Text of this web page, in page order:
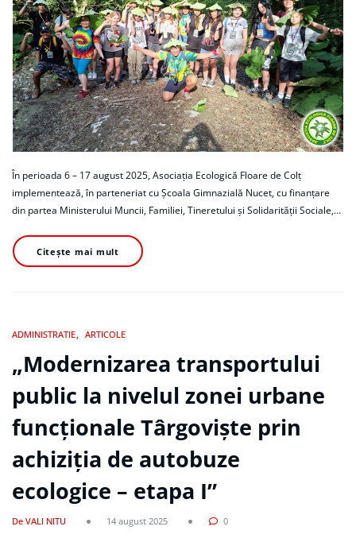
În perioada 6 – 17 august 2025, Asociaţia Ecologică Floare de Colț
implementează, în parteneriat cu Școala Gimnazială Nucet, cu finanţare
din partea Ministerului Muncii, Familiei, Tineretului și Solidarității Sociale,…
Citește mai mult
ADMINISTRATIE ARTICOLE
„Modernizarea transportului
public la nivelul zonei urbane
funcționale Târgoviște prin
achiziția de autobuze
ecologice – etapa I”
De VALI NITU 14 august 2025 0